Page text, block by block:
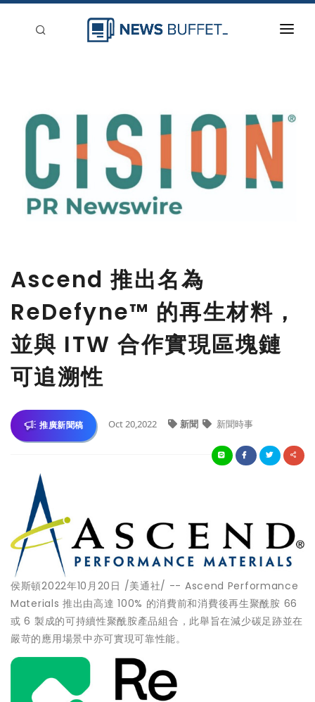
登入
Ascend 推出名為
ReDefyne™ 的再生材料，
並與 ITW 合作實現區塊鏈
可追溯性
推廣新聞稿 Oct 20,2022 新聞 新聞時事
侯斯頓2022年10月20日 /美通社/ -- Ascend Performance
Materials 推出由高達 100% 的消費前和消費後再生聚酰胺 66
或 6 製成的可持續性聚酰胺產品組合，此舉旨在減少碳足跡並在
嚴苛的應用場景中亦可實現可靠性能。